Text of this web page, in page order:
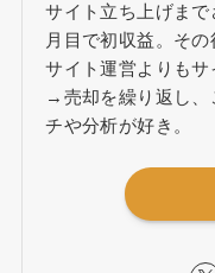
サイト立ち上げま
月目で初収益。その
サイト運営よりも
→売却を繰り返し、
チや分析が好き。